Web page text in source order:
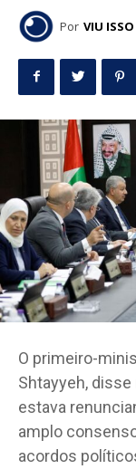
Por VIU
O primeiro-
Shtayyeh,
estava
amplo
acordos